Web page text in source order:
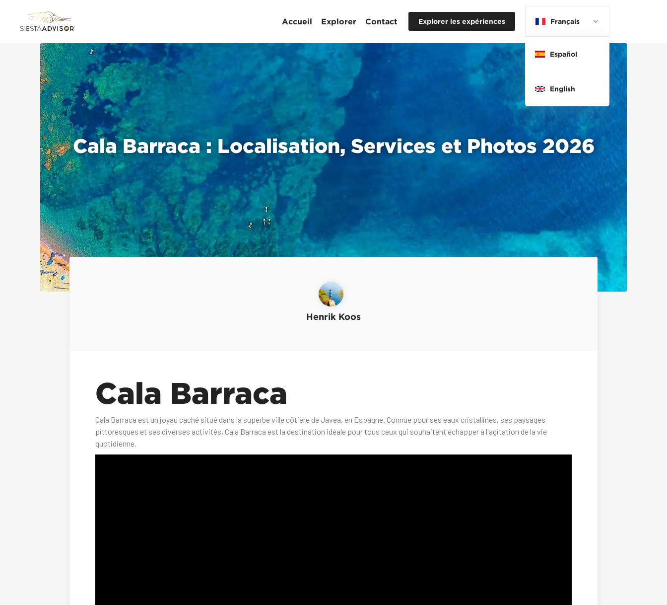
Accueil Explorer Contact Explorer les expériences Français
Español
English
Cala Barraca : Localisation, Services et Photos 2026
Henrik Koos
Cala Barraca
Cala Barraca est un joyau caché situé dans la superbe ville côtière de Javea, en Espagne. Connue pour ses eaux cristallines, ses paysages
pittoresques et ses diverses activités, Cala Barraca est la destination idéale pour tous ceux qui souhaitent échapper à l'agitation de la vie
quotidienne.